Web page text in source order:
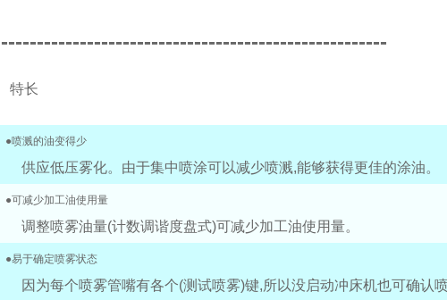
------------------------------------------------------
特长
●喷溅的油变得少
供应低压雾化。由于集中喷涂可以减少喷溅,能够获得更佳的涂油。
●可减少加工油使用量
调整喷雾油量(计数调谐度盘式)可减少加工油使用量。
●易于确定喷雾状态
因为每个喷雾管嘴有各个(测试喷雾)键,所以没启动冲床机也可确认喷